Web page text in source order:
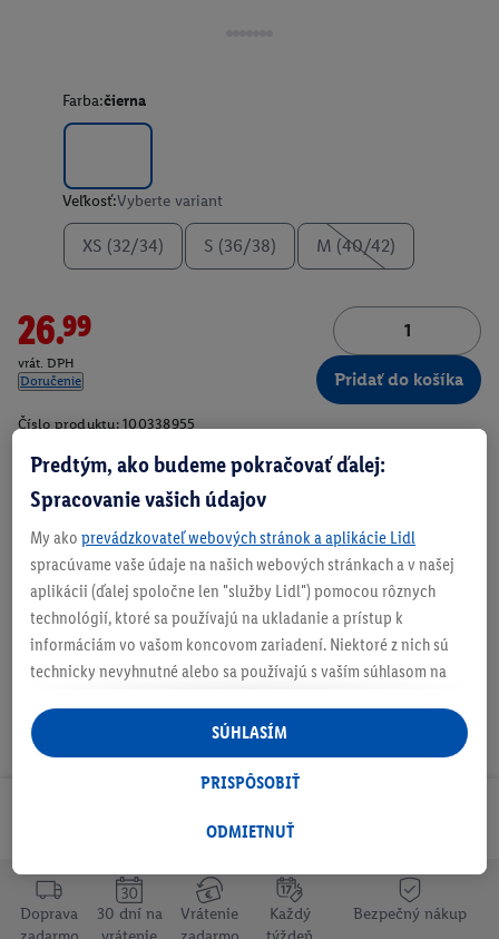
Farba:čierna
Veľkosť:Vyberte variant
XS (32/34) S (36/38) M (40/42)
26.99
vrát. DPH
Doručenie
Pridať do košíka
Číslo produktu: 100338955
Zistite svoju veľkosť
O produkte
Odoberaj Newsletter!
Doprava
30 dní na
Vrátenie
Každý
Bezpečný nákup
Predtým, ako budeme pokračovať ďalej:
Spracovanie vašich údajov
My ako prevádzkovateľ webových stránok a aplikácie Lidl
spracúvame vaše údaje na našich webových stránkach a v našej
aplikácii (ďalej spoločne len "služby Lidl") pomocou rôznych
technológií, ktoré sa používajú na ukladanie a prístup k
informáciám vo vašom koncovom zariadení. Niektoré z nich sú
technicky nevyhnutné alebo sa používajú s vaším súhlasom na
personalizovanú reklamu v rámci služieb Lidl aj mimo nich. Ak
ste účastníkom programu Lidl Plus, na tieto účely sa spracúvajú
aj údaje z vášho nákupného správania v obchode.
následne si vytvoríte účet Lidl Plus alebo sa prihlásite do svojho
tiež vytvoriť špeciálny online identifikátor z e-mailovej adresy,
ktorú tam uvediete, aby sme vás mohli rozpoznať v službách
ODMIETNUŤ
PRISPÔSOBIŤ
SÚHLASÍM